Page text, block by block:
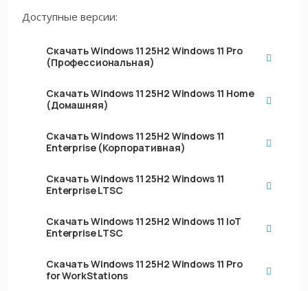
Доступные версии:
Скачать Windows 11 25H2 Windows 11 Pro
(Профессиональная)
Скачать Windows 11 25H2 Windows 11 Home
(Домашняя)
Скачать Windows 11 25H2 Windows 11
Enterprise (Корпоративная)
Скачать Windows 11 25H2 Windows 11
Enterprise LTSC
Скачать Windows 11 25H2 Windows 11 IoT
Enterprise LTSC
Скачать Windows 11 25H2 Windows 11 Pro
for WorkStations